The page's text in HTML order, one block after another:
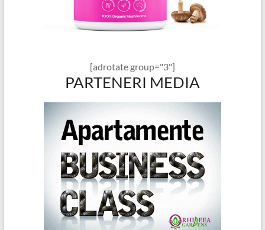
[adrotate group="3"]
PARTENERI MEDIA